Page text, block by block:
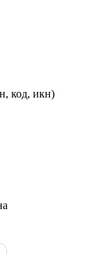
код, икн)